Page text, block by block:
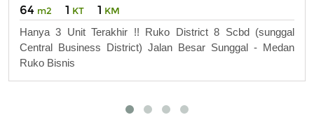
64 m2 1 KT 1 KM
Hanya 3 Unit Terakhir !! Ruko District 8 Scbd (sunggal
Central Business District) Jalan Besar Sunggal - Medan
Ruko Bisnis